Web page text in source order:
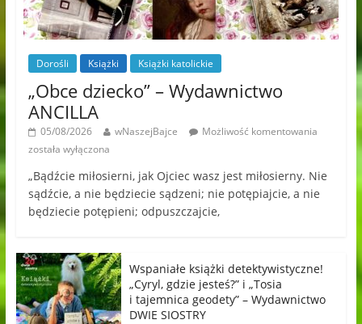
Dorośli Książki Książki katolickie
„Obce dziecko” – Wydawnictwo
ANCILLA
05/08/2026 wNaszejBajce
Możliwość komentowania
została wyłączona
„Bądźcie miłosierni, jak Ojciec wasz jest miłosierny. Nie
sądźcie, a nie będziecie sądzeni; nie potępiajcie, a nie
będziecie potępieni; odpuszczajcie,
Wspaniałe książki detektywistyczne!
„Cyryl, gdzie jesteś?” i „Tosia
i tajemnica geodety” – Wydawnictwo
DWIE SIOSTRY